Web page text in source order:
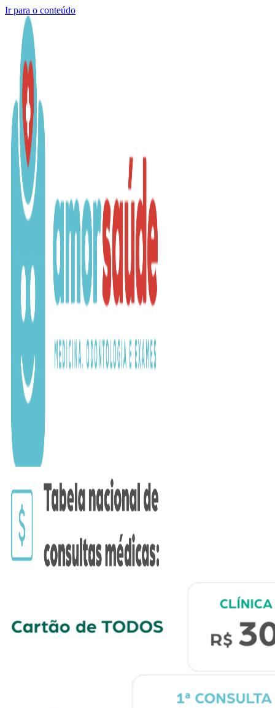
Ir para o conteúdo